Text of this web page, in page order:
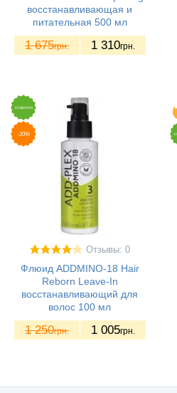
восстанавливающая и
питательная 500 мл
1 675грн. 1 310грн.
НОВИНКА
-20%
Отзывы: 0
Флюид ADDMINO-18 Hair
Reborn Leave-In
восстанавливающий для
волос 100 мл
1 250грн. 1 005грн.